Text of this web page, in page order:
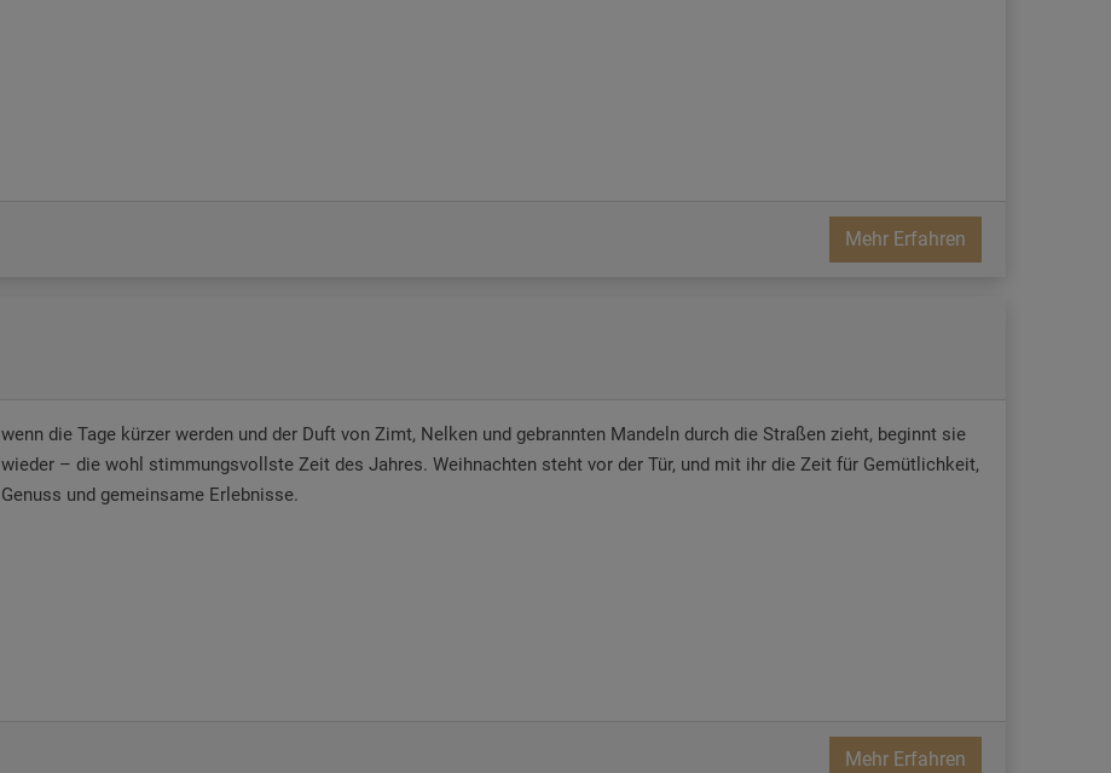
Mehr Erfahren
wenn die Tage kürzer werden und der Duft von Zimt, Nelken und gebrannten Mandeln durch die Straßen zieht, beginnt sie
wieder – die wohl stimmungsvollste Zeit des Jahres. Weihnachten steht vor der Tür, und mit ihr die Zeit für Gemütlichkeit,
Genuss und gemeinsame Erlebnisse.
Mehr Erfahren